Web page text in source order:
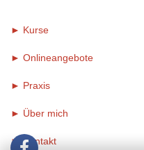
► Kurse
► Onlineangebote
► Praxis
► Über mich
►Kontakt